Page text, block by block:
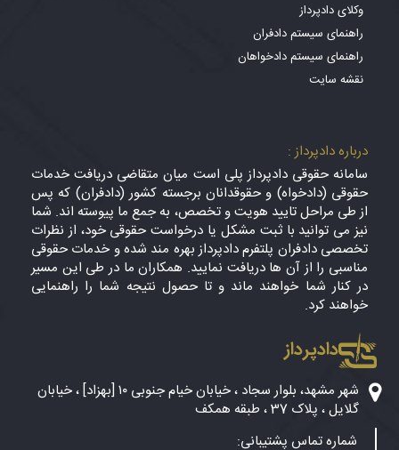
وکلای دادپرداز
راهنمای سیستم دادفران
راهنمای سیستم دادخواهان
نقشه سایت
درباره دادپرداز :
سامانه حقوقی دادپرداز پلی است میان متقاضی دریافت خدمات
حقوقی (دادخواه) و حقوقدانان برجسته کشور (دادفران) که پس
از طی مراحل تایید هویت و تخصص، به جمع ما پیوسته اند. شما
نیز می توانید با ثبت مشکل یا درخواست حقوقی خود، از نظرات
تخصصی دادفران پلتفرم دادپرداز بهره مند شده و خدمات حقوقی
مناسبی را از آن ها دریافت نمایید. همکاران ما در طی این مسیر
در کنار شما خواهند ماند و تا حصول نتیجه شما را راهنمایی
خواهند کرد.
دادپرداز
شهر مشهد، بلوار سجاد ، خیابان خیام جنوبی ۱۰ [بهزاد] ، خیابان
گلایل ، پلاک 37 ، طبقه همکف
شماره تماس پشتیبانی: